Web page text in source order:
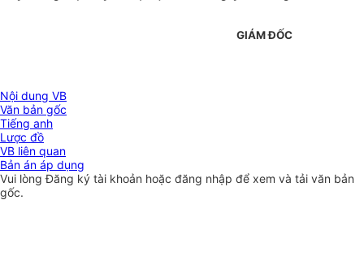
GIÁM ĐỐC
Nội dung VB
Văn bản gốc
Tiếng anh
Lược đồ
VB liên quan
Bản án áp dụng
Vui lòngĐăng ký tài khoản hoặc đăng nhập để xem và tải văn bản
gốc.